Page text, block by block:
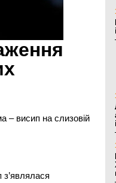
– висип на слизовій